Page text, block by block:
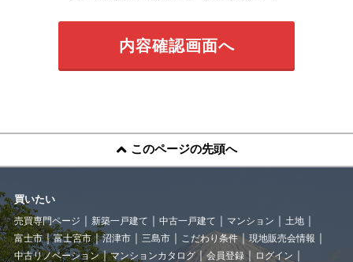
このページの先頭へ
買いたい
売買専門ページ 新築一戸建て 中古一戸建て マンション
土地
富士市
富士宮市 沼津市 三島市 こだわり条件
現地販売会情報
中古リノベーション
マンションカタログ 会員登録 ログイン